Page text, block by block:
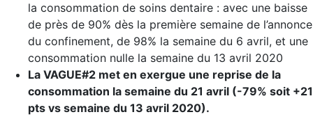
la consommation de soins dentaire : avec une baisse
de près de 90% dès la première semaine de l’annonce
du confinement, de 98% la semaine du 6 avril, et une
consommation nulle la semaine du 13 avril 2020
La VAGUE#2 met en exergue une reprise de la
consommation la semaine du 21 avril (-79% soit +21
pts vs semaine du 13 avril 2020).